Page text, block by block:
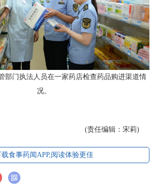
部门执法人员在一家药店检查药品购进渠道情
况。
(责任编辑：宋莉)
载食事药闻APP,阅读体验更佳